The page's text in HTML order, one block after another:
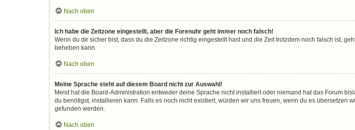
Nach oben
Ich habe die Zeitzone eingestellt, aber die Forenuhr geht immer noch falsch!
Wenn du dir sicher bist, dass du die Zeitzone richtig eingestellt hast und die Zeit trotzdem noch falsch ist,
beheben kann.
Nach oben
Meine Sprache steht auf diesem Board nicht zur Auswahl!
Meist hat die Board-Administration entweder deine Sprache nicht installiert oder niemand hat das Forum
du benötigst, installieren kann. Falls es noch nicht existiert, würden wir uns freuen, wenn du es übersetzen
gefunden werden.
Nach oben